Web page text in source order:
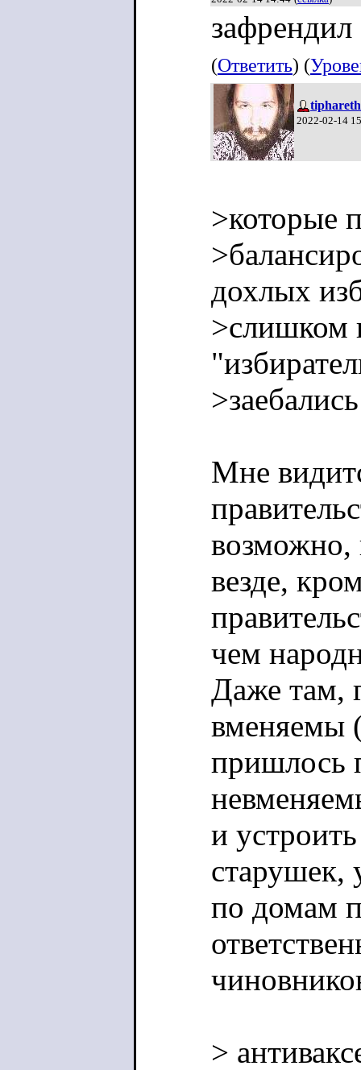
зафрендил
(Ответить) (
tiphareth
2022-02-14
>которые
дохлых
>слишком
Мне
возможно,
везде,
чем
Даже там,
вменяемы
пришлось
и
старушек,
по домам
>